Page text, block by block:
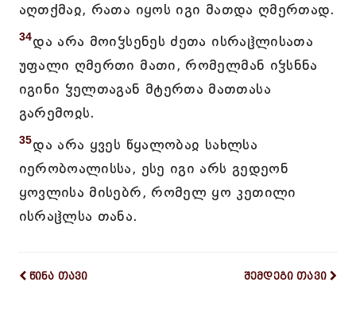
აღთქმაჲ, რათა იყოს იგი მათდა ღმერთად.
34და არა მოიჴსენეს ძეთა ისრაჱლისათა
უფალი ღმერთი მათი, რომელმან იჴსნნა
იგინი ჴელთაგან მტერთა მათთასა
გარემოჲს.
35და არა ყვეს წყალობაჲ სახლსა
იერობოალისსა, ესე იგი არს გედეონ
ყოვლისა მისებრ, რომელ ყო კეთილი
ისრაჱლსა თანა.
წინა თავი შემდეგი თავი